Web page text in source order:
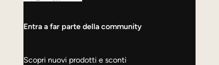
Entra a far parte della community
Scopri nuovi prodotti e sconti